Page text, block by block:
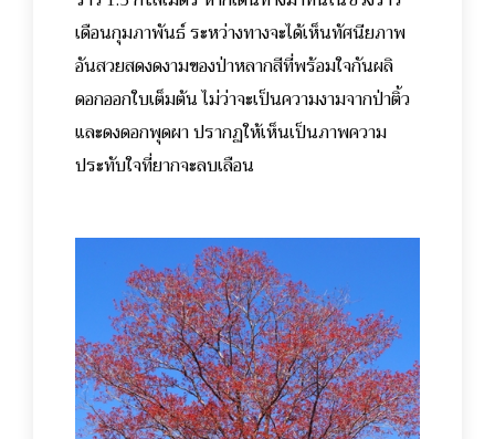
เดือนกุมภาพันธ์ ระหว่างทางจะได้เห็นทัศนียภาพ
อันสวยสดงดงามของป่าหลากสีที่พร้อมใจกันผลิ
ดอกออกใบเต็มต้น ไม่ว่าจะเป็นความงามจากป่าติ้ว
และดงดอกพุดผา ปรากฏให้เห็นเป็นภาพความ
ประทับใจที่ยากจะลบเลือน